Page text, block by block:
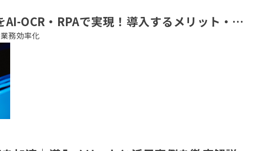
AI-OCR・RPAで実現！導入するメリット・…
務効率化